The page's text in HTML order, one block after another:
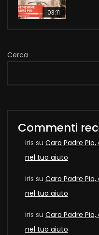
03:11
Cerca
Commenti
iris su Caro Padre
nel tuo aiuto
iris su Caro Padre
nel tuo aiuto
iris su Caro Padre
nel tuo aiuto